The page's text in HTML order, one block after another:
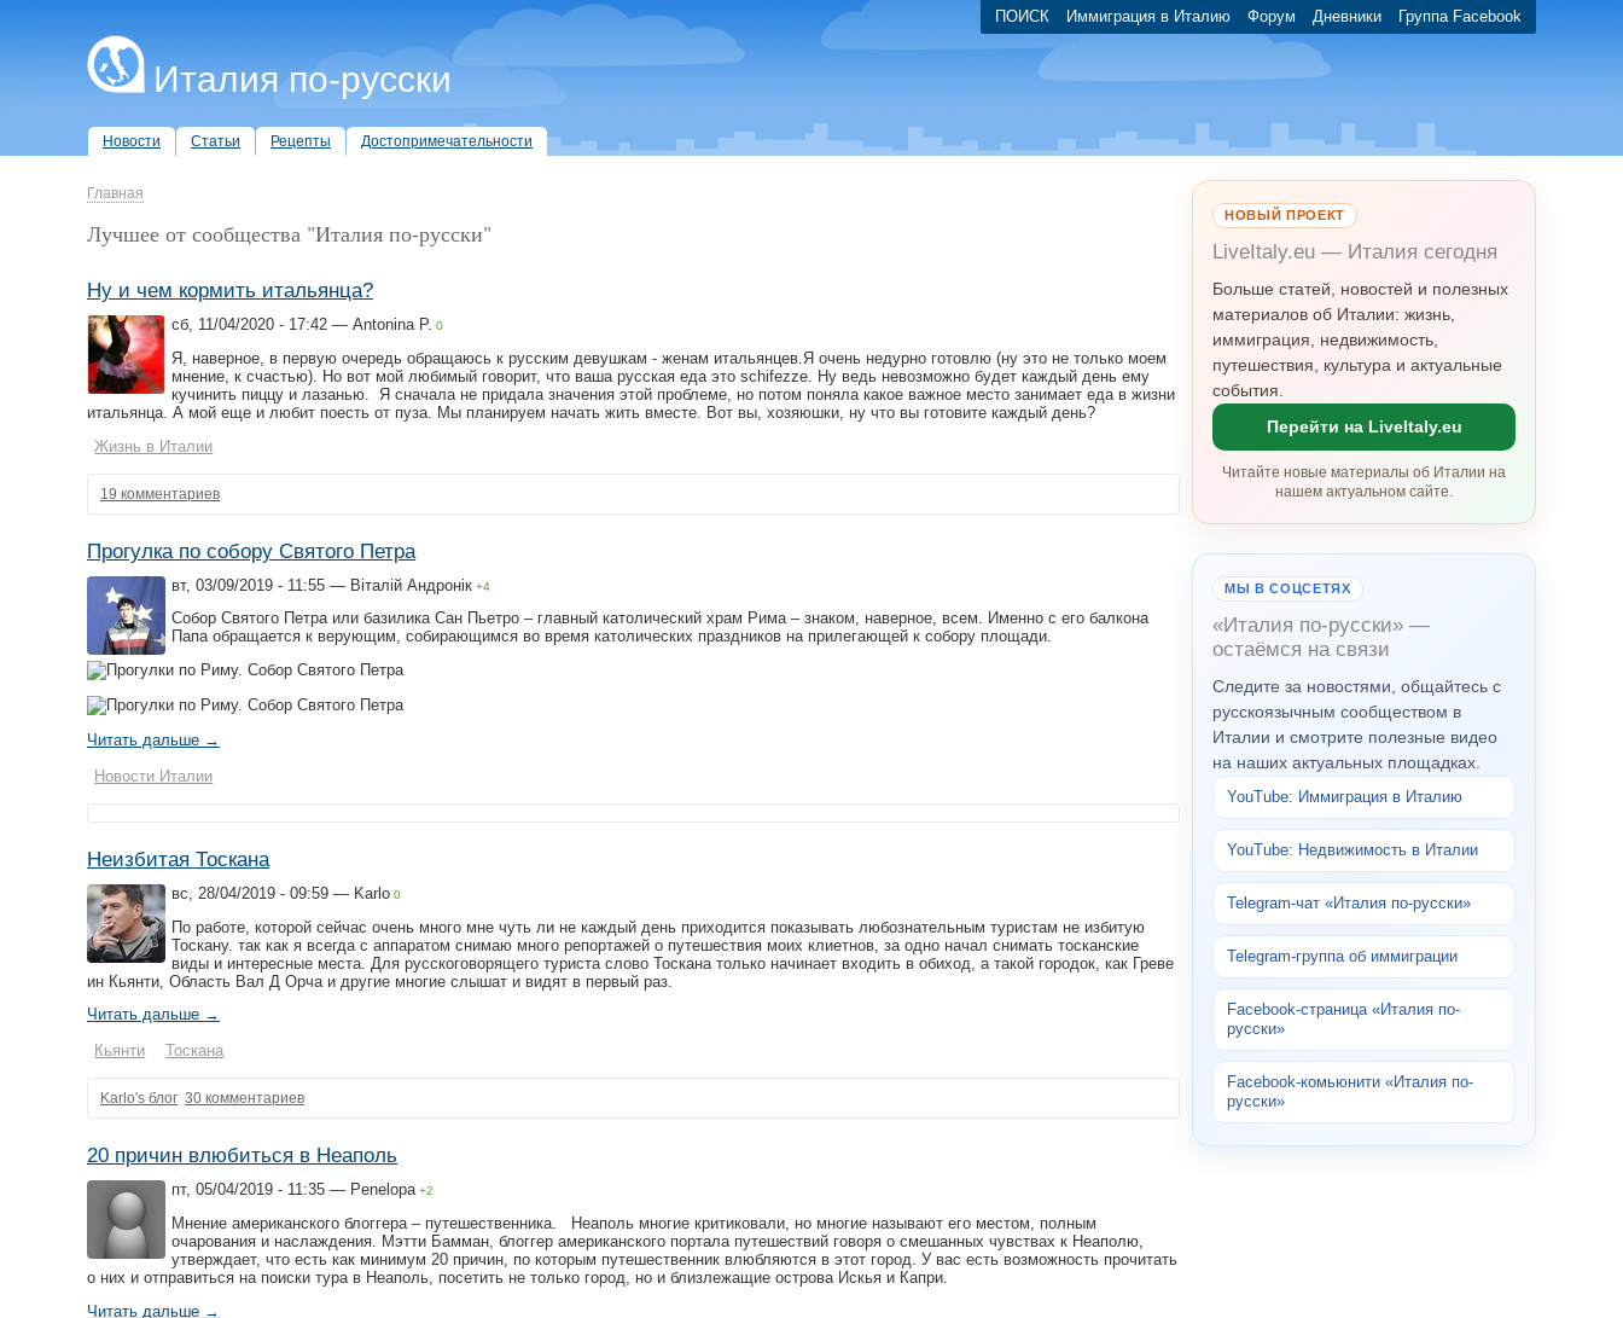
Италия по-русски
ПОИСК Иммиграция в Италию Форум Дневники Группа Facebook
Новости Статьи Рецепты Достопримечательности
Главная
Лучшее от сообщества "Италия по-русски"
Ну и чем кормить итальянца?
сб, 11/04/2020 - 17:42 — Antonina P. 0
Я, наверное, в первую очередь обращаюсь к русским девушкам - женам итальянцев.Я очень недурно готовлю (ну это не только моем
мнение, к счастью). Но вот мой любимый говорит, что ваша русская еда это schifezze. Ну ведь невозможно будет каждый день ему
кучинить пиццу и лазанью. Я сначала не придала значения этой проблеме, но потом поняла какое важное место занимает еда в жизни
итальянца. А мой еще и любит поесть от пуза. Мы планируем начать жить вместе. Вот вы, хозяюшки, ну что вы готовите каждый день?
Жизнь в Италии
19 комментариев
Прогулка по собору Святого Петра
вт, 03/09/2019 - 11:55 — Віталій Андронік +4
Собор Святого Петра или базилика Сан Пьетро – главный католический храм Рима – знаком, наверное, всем. Именно с его балкона
Папа обращается к верующим, собирающимся во время католических праздников на прилегающей к собору площади.
Читать дальше →
Новости Италии
Неизбитая Тоскана
вс, 28/04/2019 - 09:59 — Karlo 0
По работе, которой сейчас очень много мне чуть ли не каждый день приходится показывать любознательным туристам не избитую
Тоскану. так как я всегда с аппаратом снимаю много репортажей о путешествия моих клиетнов, за одно начал снимать тосканские
виды и интересные места. Для русскоговорящего туриста слово Тоскана только начинает входить в обиход, а такой городок, как Греве
ин Кьянти, Область Вал Д Орча и другие многие слышат и видят в первый раз.
Читать дальше →
Кьянти
Тоскана
Karlo's блог 30 комментариев
20 причин влюбиться в Неаполь
пт, 05/04/2019 - 11:35 — Penelopa +2
Мнение американского блоггера – путешественника. Неаполь многие критиковали, но многие называют его местом, полным
очарования и наслаждения. Мэтти Бамман, блоггер американского портала путешествий говоря о смешанных чувствах к Неаполю,
утверждает, что есть как минимум 20 причин, по которым путешественник влюбляются в этот город. У вас есть возможность прочитать
о них и отправиться на поиски тура в Неаполь, посетить не только город, но и близлежащие острова Искья и Капри.
Читать дальше →
НОВЫЙ ПРОЕКТ
LiveItaly.eu — Италия сегодня
Больше статей, новостей и полезных
материалов об Италии: жизнь,
иммиграция, недвижимость,
путешествия, культура и актуальные
события.
Перейти на LiveItaly.eu
Читайте новые материалы об Италии на
нашем актуальном сайте.
МЫ В СОЦСЕТЯХ
«Италия по-русски» —
остаёмся на связи
Следите за новостями, общайтесь с
русскоязычным сообществом в
Италии и смотрите полезные видео
на наших актуальных площадках.
YouTube: Иммиграция в Италию
YouTube: Недвижимость в Италии
Telegram-чат «Италия по-русски»
Telegram-группа об иммиграции
Facebook-страница «Италия по-
русски»
Facebook-комьюнити «Италия по-
русски»